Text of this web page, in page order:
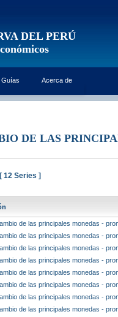
DEL PERÚ
Guías Acerca de
DE LAS
12 Series ]
de las principales monedas -
de las principales monedas -
de las principales monedas -
de las principales monedas -
de las principales monedas -
de las principales monedas -
de las principales monedas -
de las principales monedas -